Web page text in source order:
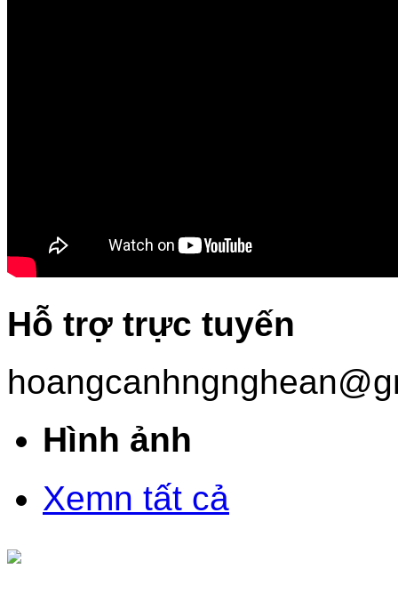
Hỗ trợ trực tuyến
Hình ảnh
Xemn tất cả